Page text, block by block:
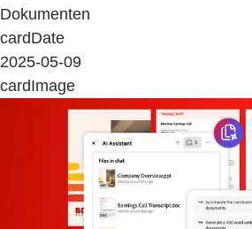
Dokumenten
cardDate
2025-05-09
cardImage